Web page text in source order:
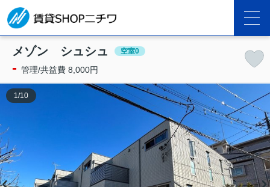
メゾン シュシュ 空室0
- 管理/共益費 8,000円
1 /10